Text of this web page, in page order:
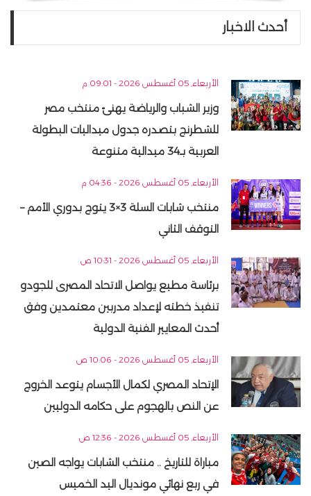
أحدث الاخبار
الأربعاء, 05 أغسطس 2026 - 09:01 م
وزير الشباب والرياضة يهنئ منتخب مصر
للشطرنج بتصدره جدول ميداليات البطولة
العربية بـ34 ميدالية متنوعة
الأربعاء, 05 أغسطس 2026 - 04:36 م
منتخب شابات السلة 3×3 يتوج بدوري الأمم –
التوقف الثاني
الأربعاء, 05 أغسطس 2026 - 10:31 ص
برئاسة مطيع يواصل الاتحاد المصرى للجودو
تنفيذ خطته لإعداد مدربين معتمدين وفق
أحدث المعايير الفنية الدولية
الأربعاء, 05 أغسطس 2026 - 10:06 ص
الإتحاد المصري لكمال الأجسام يتوعد الخروج
عن النص بالهجوم على حكامه الدوليين
الأربعاء, 05 أغسطس 2026 - 12:36 ص
مباراة للتاريخ .. منتخب الشابات يواجه الصين
في ربع نهائي مونديال اليد الخميس